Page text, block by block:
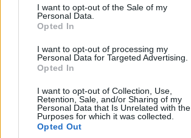
I want to opt-out of the Sale of my
Personal Data.
Opted In
I want to opt-out of processing my
Personal Data for Targeted Advertising.
Opted In
I want to opt-out of Collection, Use,
Retention, Sale, and/or Sharing of my
Personal Data that Is Unrelated with the
Purposes for which it was collected.
Opted Out